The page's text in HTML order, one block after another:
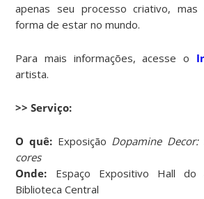
apenas seu processo criativo, mas
forma de estar no mundo.
Para mais informações, acesse o
artista.
>> Serviço:
O quê:Exposição Dopamine Decor:
cores
Onde: Espaço Expositivo Hall do
Biblioteca Central